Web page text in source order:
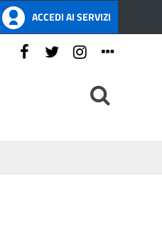
ACCEDI AI SERVIZI